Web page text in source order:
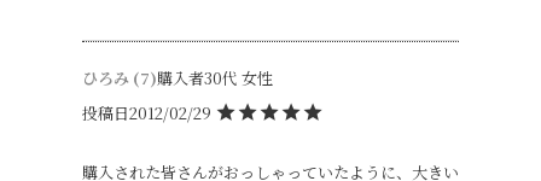
ひろみ 7 購入者30代 女性
投稿日2012/02/29
購入された皆さんがおっしゃっていたように、大きい